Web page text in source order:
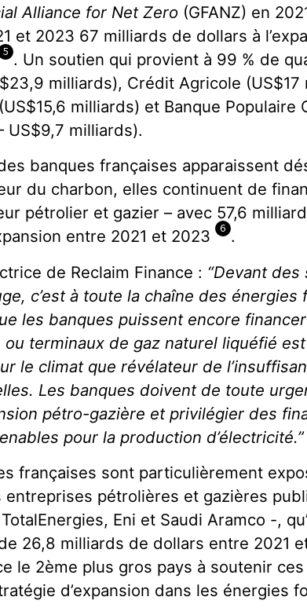
Alliance for Net Zero (GFANZ) en
et 2023 67 milliards de dollars à
5 . Un soutien qui provient à 99 % de
milliards), Crédit Agricole (US$17
milliards) et Banque Populaire
US$9,7 milliards).
banques françaises apparaissent
du charbon, elles continuent de
pétrolier et gazier – avec 57,6
entre 2021 et 2023 6 .
de Reclaim Finance : “Devant des
c’est à toute la chaîne des énergies
les banques puissent encore
ou terminaux de gaz naturel liquéfié
le climat que révélateur de
Les banques doivent de toute
pétro-gazière et privilégier des
pour la production d’électricité.”
françaises sont particulièrement
entreprises pétrolières et gazières
Eni et Saudi Aramco -,
26,8 milliards de dollars entre 2021
le 2ème plus gros pays à soutenir
d’expansion dans les énergies